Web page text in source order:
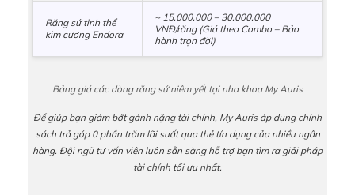
Răng sứ tinh thể
kim cương Endora
~ 15.000.000 – 30.000.000
VNĐ/răng (Giá theo Combo – Bảo
hành trọn đời)
Bảng giá các dòng răng sứ niêm yết tại nha khoa My Auris
Để giúp bạn giảm bớt gánh nặng tài chính, My Auris áp dụng chính
sách trả góp 0 phần trăm lãi suất qua thẻ tín dụng của nhiều ngân
hàng. Đội ngũ tư vấn viên luôn sẵn sàng hỗ trợ bạn tìm ra giải pháp
tài chính tối ưu nhất.